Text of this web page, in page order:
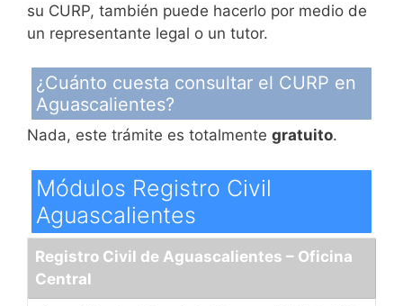
su CURP, también puede hacerlo por medio de
un representante legal o un tutor.
¿Cuánto cuesta consultar el CURP en
Aguascalientes?
Nada, este trámite es totalmente gratuito.
Módulos Registro Civil
Aguascalientes
Registro Civil de Aguascalientes – Oficina
Central